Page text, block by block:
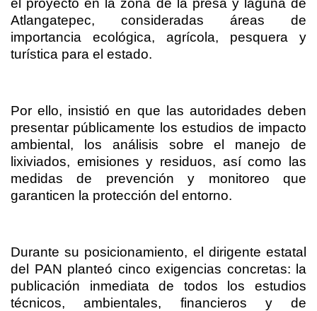
el proyecto en la zona de la presa y laguna de
Atlangatepec, consideradas áreas de
importancia ecológica, agrícola, pesquera y
turística para el estado.
Por ello, insistió en que las autoridades deben
presentar públicamente los estudios de impacto
ambiental, los análisis sobre el manejo de
lixiviados, emisiones y residuos, así como las
medidas de prevención y monitoreo que
garanticen la protección del entorno.
Durante su posicionamiento, el dirigente estatal
del PAN planteó cinco exigencias concretas: la
publicación inmediata de todos los estudios
técnicos, ambientales, financieros y de